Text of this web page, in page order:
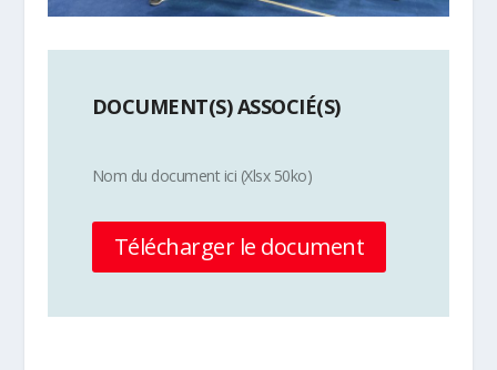
DOCUMENT(S) ASSOCIÉ(S)
Nom du document ici (Xlsx 50ko)
Télécharger le document